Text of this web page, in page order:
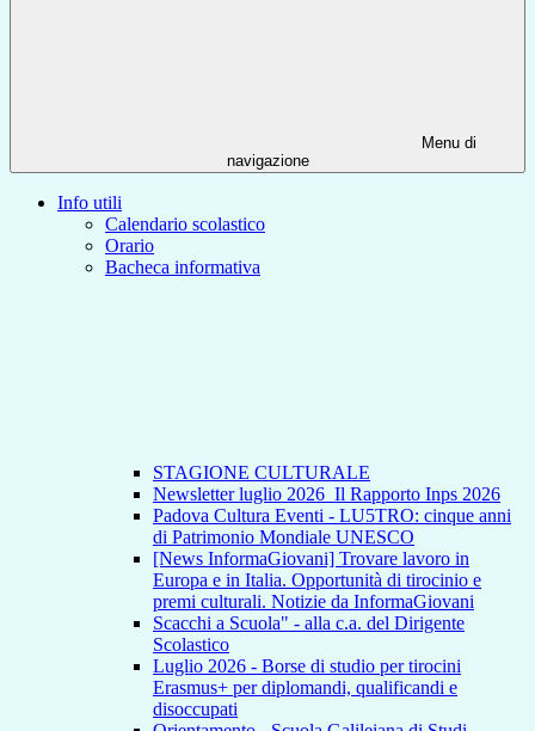
Menu di
navigazione
Info utili
Calendario scolastico
Orario
Bacheca informativa
STAGIONE CULTURALE
Newsletter luglio 2026_Il Rapporto Inps 2026
Padova Cultura Eventi - LU5TRO: cinque anni
di Patrimonio Mondiale UNESCO
[News InformaGiovani] Trovare lavoro in
Europa e in Italia. Opportunità di tirocinio e
premi culturali. Notizie da InformaGiovani
Scacchi a Scuola" - alla c.a. del Dirigente
Scolastico
Luglio 2026 - Borse di studio per tirocini
Erasmus+ per diplomandi, qualificandi e
disoccupati